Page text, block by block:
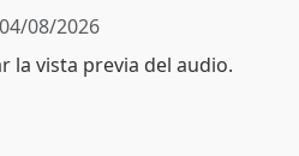
04/08/2026